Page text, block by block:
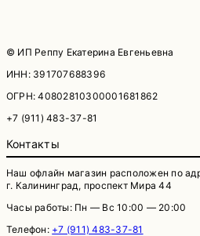
© ИП Реппу Екатерина Евгеньевна
ИНН: 391707688396
ОГРН: 40802810300001681862
+7 (911) 483-37-81
Контакты
Наш офлайн магазин расположен по
г. Калининград, проспект Мира 44
Часы работы: Пн — Вс 10:00 — 20:00
Телефон: +7 (911) 483-37-81